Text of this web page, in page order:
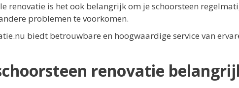
renovatie is het ook belangrijk om je schoorsteen
problemen te voorkomen.
biedt betrouwbare en hoogwaardige service van
renovatie